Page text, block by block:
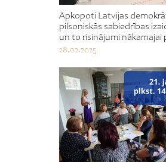
Apkopoti Latvijas
pilsoniskās sabiedrības
un to risinājumi nākamajai
28.02.2025